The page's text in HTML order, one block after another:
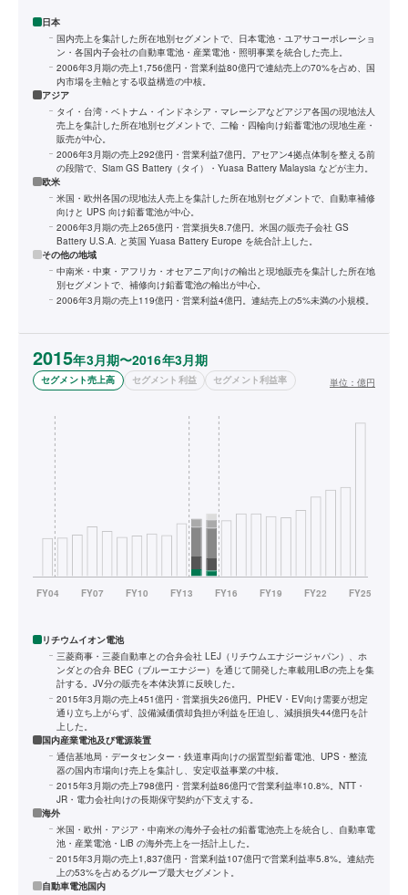
日本
国内売上を集計した所在地別セグメントで、日本電池・ユアサコーポレーショ
ン・各国内子会社の自動車電池・産業電池・照明事業を統合した売上。
2006年3月期の売上1,756億円・営業利益80億円で連結売上の70%を占め、国
内市場を主軸とする収益構造の中核。
アジア
タイ・台湾・ベトナム・インドネシア・マレーシアなどアジア各国の現地法人
売上を集計した所在地別セグメントで、二輪・四輪向け鉛蓄電池の現地生産・
販売が中心。
2006年3月期の売上292億円・営業利益7億円。アセアン4拠点体制を整える前
の段階で、Siam GS Battery（タイ）・Yuasa Battery Malaysia などが主力。
欧米
米国・欧州各国の現地法人売上を集計した所在地別セグメントで、自動車補修
向けと UPS 向け鉛蓄電池が中心。
2006年3月期の売上265億円・営業損失8.7億円。米国の販売子会社 GS
Battery U.S.A. と英国 Yuasa Battery Europe を統合計上した。
その他の地域
中南米・中東・アフリカ・オセアニア向けの輸出と現地販売を集計した所在地
別セグメントで、補修向け鉛蓄電池の輸出が中心。
2006年3月期の売上119億円・営業利益4億円。連結売上の5%未満の小規模。
2015年3月期〜2016年3月期
セグメント売上高 セグメント利益 セグメント利益率 単位： 億円
リチウムイオン電池
三菱商事・三菱自動車との合弁会社 LEJ（リチウムエナジージャパン）、ホ
ンダとの合弁 BEC（ブルーエナジー）を通じて開発した車載用LiBの売上を集
計する。JV分の販売を本体決算に反映した。
2015年3月期の売上451億円・営業損失26億円。PHEV・EV向け需要が想定
通り立ち上がらず、設備減価償却負担が利益を圧迫し、減損損失44億円を計
上した。
国内産業電池及び電源装置
通信基地局・データセンター・鉄道車両向けの据置型鉛蓄電池、UPS・整流
器の国内市場向け売上を集計し、安定収益事業の中核。
2015年3月期の売上798億円・営業利益86億円で営業利益率10.8%。NTT・
JR・電力会社向けの長期保守契約が下支えする。
海外
米国・欧州・アジア・中南米の海外子会社の鉛蓄電池売上を統合し、自動車電
池・産業電池・LiB の海外売上を一括計上した。
2015年3月期の売上1,837億円・営業利益107億円で営業利益率5.8%。連結売
上の53%を占めるグループ最大セグメント。
自動車電池国内